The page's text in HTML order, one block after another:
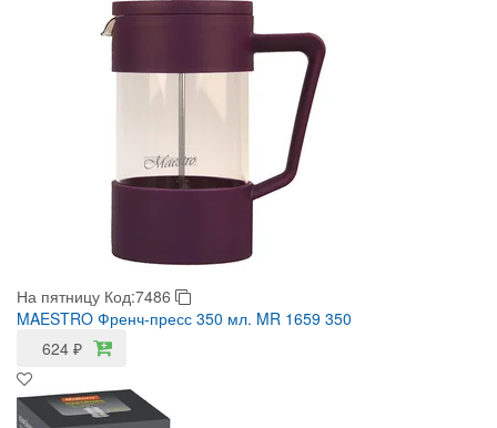
На пятницу Код:7486
MAESTRO Френч-пресс 350 мл. MR 1659 350
624 ₽